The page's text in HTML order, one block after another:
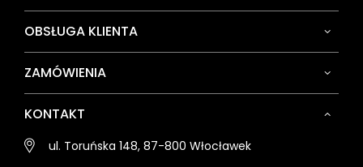
OBSŁUGA KLIENTA
ZAMÓWIENIA
KONTAKT
ul. Toruńska 148, 87-800 Włocławek